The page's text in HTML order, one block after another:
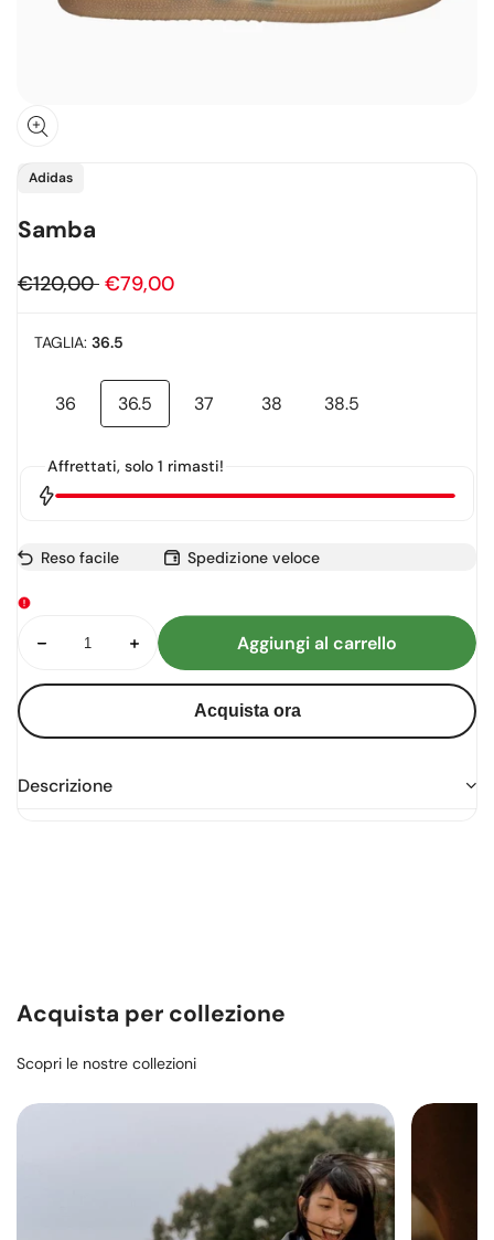
Fornitore:
Adidas
Samba
Prezzo
€120,00 Prezzo
offerta
€79,00
TAGLIA: 36.5
Variante
36 36.5 37 38 38.5
Affrettati, solo 1 rimasti!
Reso facile Spedizione veloce
Diminuisci
Samba
products.product.quantity.label
Aumenta
quantità
Samba
Aggiungi al carrello
Acquista ora
Descrizione
Acquista per collezione
Scopri le nostre collezioni